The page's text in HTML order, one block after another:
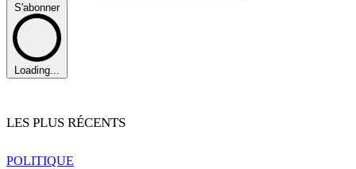
S'abonner
Loading...
LES PLUS RÉCENTS
POLITIQUE